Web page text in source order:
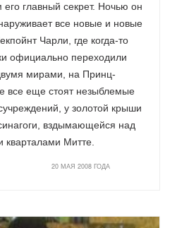
главный секрет. Ночью он
все новые и новые
Чарли, где когда-то
официально переходили
мирами, на Принц-
все еще стоят незыблемые
у золотой крыши
вздымающейся над
кварталами Митте.
20 МАЯ 2008 ГОДА